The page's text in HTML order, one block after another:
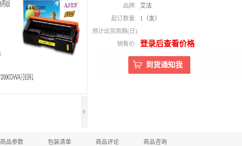
品牌:
艾洁
起订数量:
1（支）
预计出货周期(日):
销售价:
登录后查看价格
商品参数 包装清单 商品评论 商品咨询